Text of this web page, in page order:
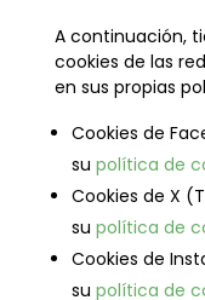
A continuación,
cookies de las
en sus propias
Cookies de
su política de
Cookies de X
su política de
Cookies de
su política de